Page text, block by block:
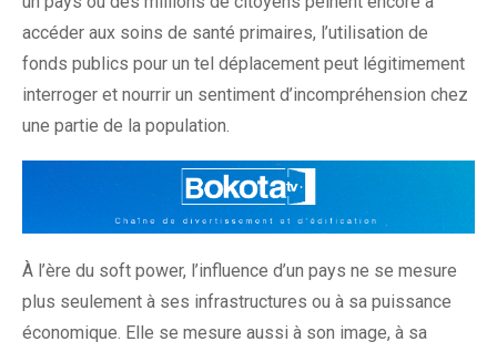
accéder aux soins de santé primaires, l’utilisation de
fonds publics pour un tel déplacement peut légitimement
interroger et nourrir un sentiment d’incompréhension chez
une partie de la population.
À l’ère du soft power, l’influence d’un pays ne se mesure
plus seulement à ses infrastructures ou à sa puissance
économique. Elle se mesure aussi à son image, à sa